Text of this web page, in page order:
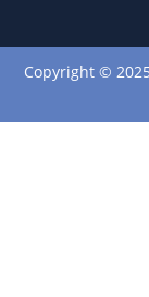
Copyright ©